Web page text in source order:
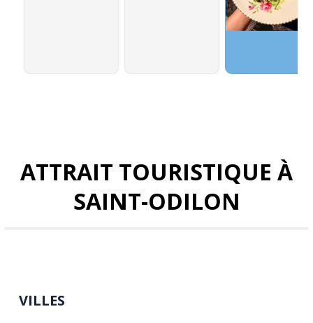
ATTRAIT TOURISTIQUE À
SAINT-ODILON
VILLES